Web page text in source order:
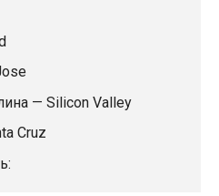
— Silicon Valley
Cruz